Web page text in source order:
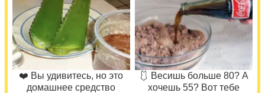
❤️ Вы удивитесь, но это
домашнее средство
🩱 Весишь больше 80? А
хочешь 55? Вот тебе